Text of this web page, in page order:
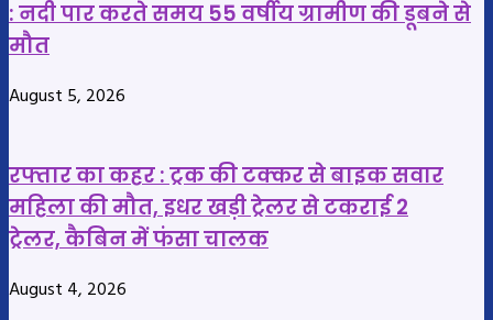
मानसून
की
सड़क
हादसा
हाइवा
में
टकराए,
केबिन
में
फंसे
चालकों
: नदी पार करते समय 55 वर्षीय ग्रामीण की डूबने से
मौत
August 5, 2026
रफ्तार का कहर : ट्रक की टक्कर से बाइक सवार
महिला की मौत, इधर खड़ी ट्रेलर से टकराई 2
ट्रेलर, कैबिन में फंसा चालक
August 4, 2026